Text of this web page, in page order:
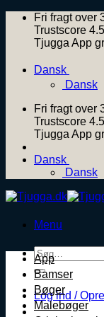
Skip
content
Fri fragt over
Trustscore
Tjugga App
Dansk
Dansk
Fri fragt over
Trustscore
Tjugga App
Dansk
Dansk
Menu
Søg
efter:
Log ind /
App
Bamser
Bøger
Malebøger